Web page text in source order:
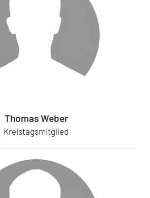
Thomas Weber
Kreistagsmitglied